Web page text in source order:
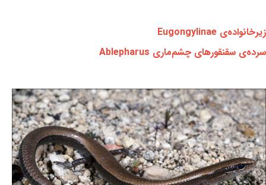
زیرخانواده‌ی Eugongylinae
سرده‌ی سقنقورهای چشم‌ماری Ablepharus